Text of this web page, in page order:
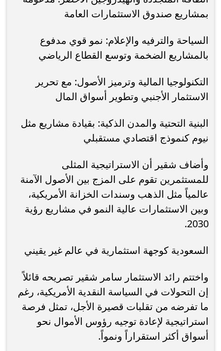
بمشاريع صندوق الاستثمارات العامة
السياحة والترفيه والإعلام: نمو قوي مدفوع
بالمشاريع الضخمة وتوسع القطاع الرياضي
التكنولوجيا المالية وترميز الأصول: مع تحرير
الاستثمار الأجنبي وتطوير أسواق المال
البنية التحتية والمدن الذكية: بقيادة مشاريع مثل
نيوم كنموذج اقتصادي مستقبلي
وأضاف شقير أن الاستراتيجية المثلى
للمستثمرين تقوم على المزج بين الأصول الآمنة
عالمياً مثل الذهب وسندات الخزانة الأمريكية،
وبين الاستثمارات عالية النمو في مشاريع رؤية
2030.
السعودية كوجهة استثمارية في عالم غير يقيني
واختتم رائد الاستثمار سامر شقير تصريحه قائلاً
إن التحولات في السياسة النقدية الأمريكية، رغم
ما تفرضه من تقلبات قصيرة الأجل، تمثل فرصة
استراتيجية لإعادة توجيه رؤوس الأموال نحو
أسواق أكثر استقراراً ونمواً.